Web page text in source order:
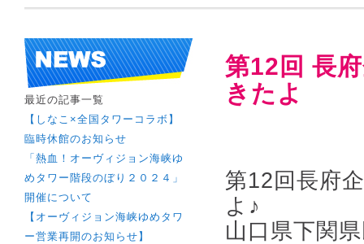
最近の記事一覧
【しなこ×全国タワーコラボ】
臨時休館のお知らせ
「熱血！オーヴィジョン海峡ゆ
めタワー階段のぼり２０２４」
開催について
【オーヴィジョン海峡ゆめタワ
ー営業再開のお知らせ】
第12回 長
きたよ
第12回長府
よ♪
山口県下関